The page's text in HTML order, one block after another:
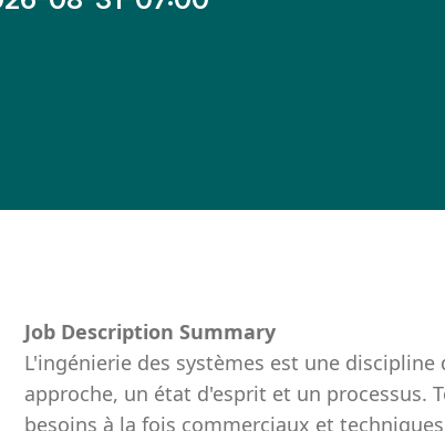
Job Description Summary
L'ingénierie des systèmes est une
approche, un état d'esprit et un processus.
besoins à la fois commerciaux et